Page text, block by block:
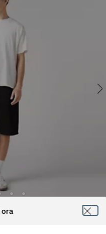
cm/29", indossa una taglia